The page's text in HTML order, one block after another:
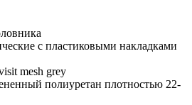
с пластиковыми накладками
mesh grey
полиуретан плотностью 22-